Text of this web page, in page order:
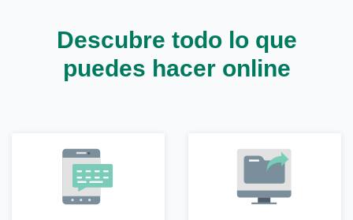
Descubre todo lo que
puedes hacer online